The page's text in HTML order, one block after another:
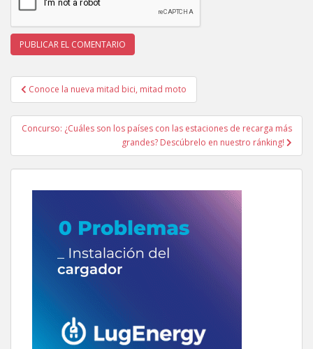
Navegación
de
entradas
Conoce la nueva mitad bici, mitad moto
Concurso: ¿Cuáles son los países con las estaciones de recarga más
grandes? Descúbrelo en nuestro ránking!